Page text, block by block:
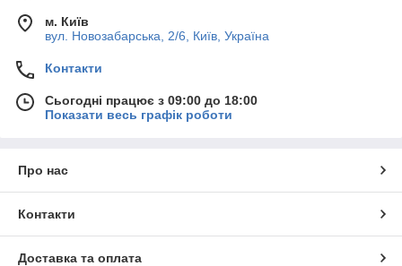
м. Київ
вул. Новозабарська, 2/6, Київ, Україна
Контакти
Сьогодні працює з 09:00 до 18:00
Показати весь графік роботи
Про нас
Контакти
Доставка та оплата